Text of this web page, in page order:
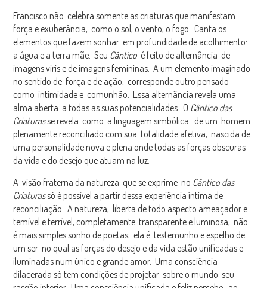
Francisco não celebra somente as criaturas que manifestam
força e exuberância, como o sol, o vento, o fogo. Canta os
elementos que fazem sonhar em profundidade de acolhimento:
a água e a terra mãe. Seu Cântico é feito de alternância de
imagens viris e de imagens femininas. A um elemento imaginado
no sentido de força e de ação, corresponde outro pensado
como intimidade e comunhão. Essa alternância revela uma
alma aberta a todas as suas potencialidades. O Cântico das
Criaturasse revela como a linguagem simbólica de um homem
plenamente reconciliado com sua totalidade afetiva, nascida de
uma personalidade nova e plena onde todas as forças obscuras
da vida e do desejo que atuam na luz.
A visão fraterna da natureza que se exprime no Cântico das
Criaturassó é possível a partir dessa experiência íntima de
reconciliação. A natureza, liberta de todo aspecto ameaçador e
temível e terrível, completamente transparente e luminosa, não
é mais simples sonho de poetas; ela é testemunho e espelho de
um ser no qual as forças do desejo e da vida estão unificadas e
iluminadas num único e grande amor. Uma consciência
dilacerada só tem condições de projetar sobre o mundo seu